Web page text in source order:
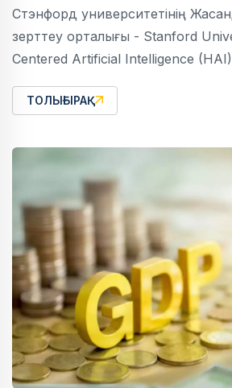
Стэнфорд университетінің
зерттеу орталығы - Stanford
Centered Artificial Intelligence
ТОЛЫҒЫРАҚ